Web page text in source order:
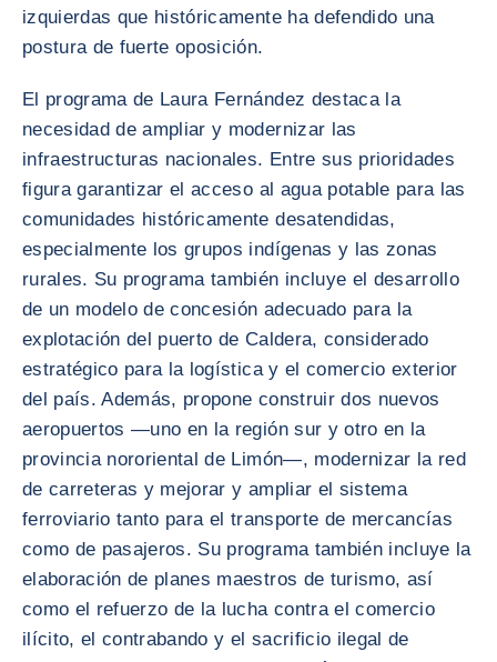
izquierdas que históricamente ha defendido una
postura de fuerte oposición.
El programa de Laura Fernández destaca la
necesidad de ampliar y modernizar las
infraestructuras nacionales. Entre sus prioridades
figura garantizar el acceso al agua potable para las
comunidades históricamente desatendidas,
especialmente los grupos indígenas y las zonas
rurales. Su programa también incluye el desarrollo
de un modelo de concesión adecuado para la
explotación del puerto de Caldera, considerado
estratégico para la logística y el comercio exterior
del país. Además, propone construir dos nuevos
aeropuertos —uno en la región sur y otro en la
provincia nororiental de Limón—, modernizar la red
de carreteras y mejorar y ampliar el sistema
ferroviario tanto para el transporte de mercancías
como de pasajeros. Su programa también incluye la
elaboración de planes maestros de turismo, así
como el refuerzo de la lucha contra el comercio
ilícito, el contrabando y el sacrificio ilegal de